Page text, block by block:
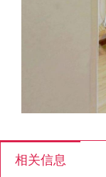
相关信息